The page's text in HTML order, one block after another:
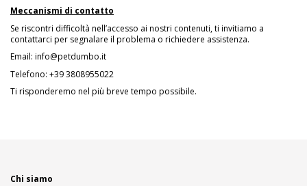
Meccanismi di contatto
Se riscontri difficoltà nell’accesso ai nostri contenuti, ti invitiamo a
contattarci per segnalare il problema o richiedere assistenza.
Email: info@petdumbo.it
Telefono: +39 3808955022
Ti risponderemo nel più breve tempo possibile.
Chi siamo